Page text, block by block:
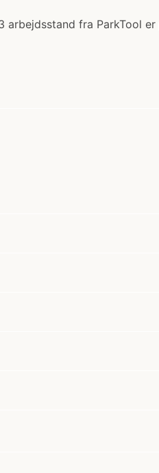
arbejdsstand fra ParkTool